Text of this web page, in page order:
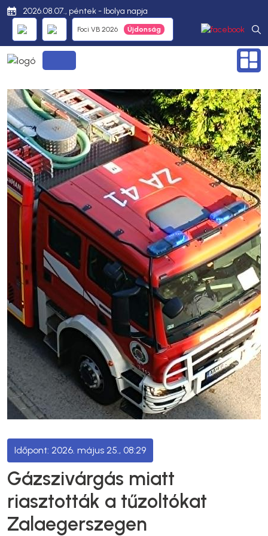
2026.08.07., péntek - Ibolya napja
Foci VB 2026
2026. május 25., 08:29
Gázszivárgás miatt
riasztották a tűzoltókat
Zalaegerszegen